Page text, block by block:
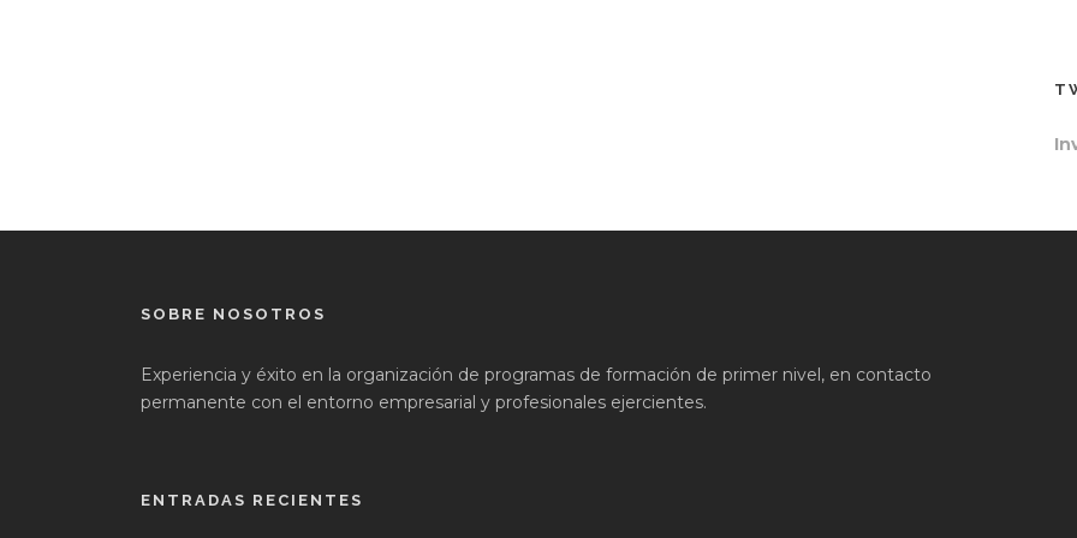
SOBRE NOSOTROS
Experiencia y éxito en la organización de programas de formación de primer nivel, en contacto
permanente con el entorno empresarial y profesionales ejercientes.
ENTRADAS RECIENTES